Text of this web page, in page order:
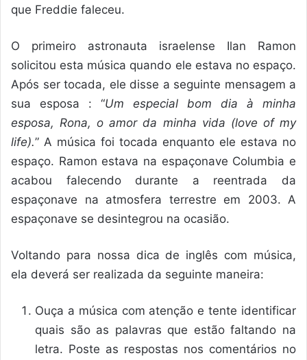
que Freddie faleceu.
O primeiro astronauta israelense Ilan Ramon
solicitou esta música quando ele estava no espaço.
Após ser tocada, ele disse a seguinte mensagem a
sua esposa : “Um especial bom dia à minha
esposa, Rona, o amor da minha vida (love of my
life).” A música foi tocada enquanto ele estava no
espaço. Ramon estava na espaçonave Columbia e
acabou falecendo durante a reentrada da
espaçonave na atmosfera terrestre em 2003. A
espaçonave se desintegrou na ocasião.
Voltando para nossa dica de inglês com música,
ela deverá ser realizada da seguinte maneira:
Ouça a música com atenção e tente identificar
quais são as palavras que estão faltando na
letra. Poste as respostas nos comentários no